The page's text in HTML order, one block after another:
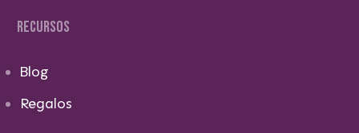
RECURSOS
Blog
Regalos